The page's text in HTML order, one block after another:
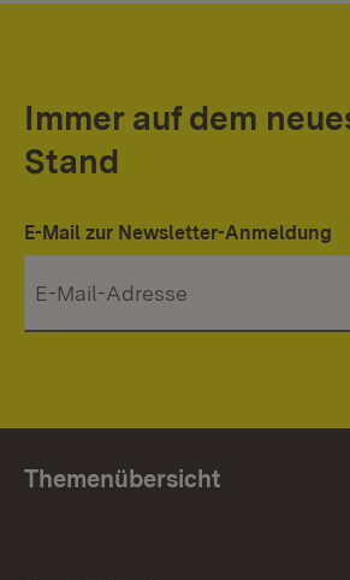
Immer auf dem
Stand
E-Mail zur Newsletter-Anmeldung
Themenübersicht